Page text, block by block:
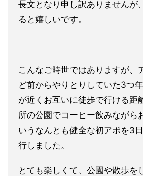
長文となり申し訳ありませんが
ると嬉しいです。
こんなご時世ではありますが、
ど前からやりとりしていた3つ
が近くお互いに徒歩で行ける距
所の公園でコーヒー飲みながら
いうなんとも健全な初アポを3
行しました。
とても楽しくて、公園や散歩を